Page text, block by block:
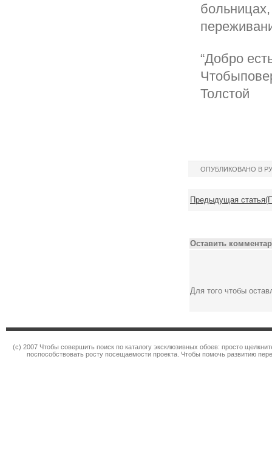
“Добро
Толстой
ОПУБЛИКОВАНО В
Предыдущая
Оставить
Для того чтобы
(c) 2007 Чтобы совершить поиск по каталогу эксклюзивных обоев: просто
поспособствовать росту посещаемости проекта. Чтобы помочь развитию